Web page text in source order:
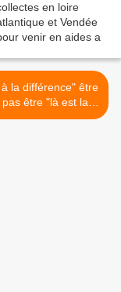
la différence" être
être "là est la
question >